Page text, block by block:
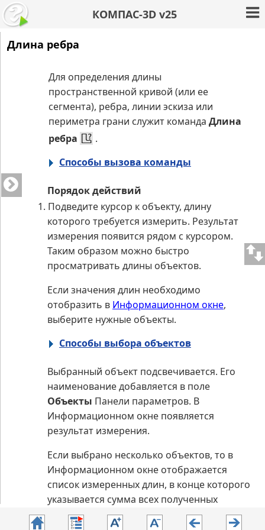
КОМПАС-3D v25
Длина ребра
Для определения длины
пространственной кривой (или ее
сегмента), ребра, линии эскиза или
периметра грани служит команда Длина
ребра
.
Способы вызова команды
Порядок действий
1. Подведите курсор к объекту, длину
которого требуется измерить. Результат
измерения появится рядом с курсором.
Таким образом можно быстро
просматривать длины объектов.
Если значения длин необходимо
отобразить в Информационном окне,
выберите нужные объекты.
Способы выбора объектов
Выбранный объект подсвечивается. Его
наименование добавляется в поле
Объекты Панели параметров. В
Информационном окне появляется
результат измерения.
Если выбрано несколько объектов, то в
Информационном окне отображается
список измеренных длин, в конце которого
указывается сумма всех полученных
значений.